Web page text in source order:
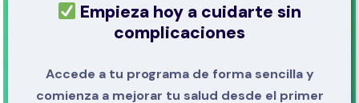
Empieza hoy a cuidarte sin
complicaciones
Accede a tu programa de forma sencilla y
comienza a mejorar tu salud desde el primer